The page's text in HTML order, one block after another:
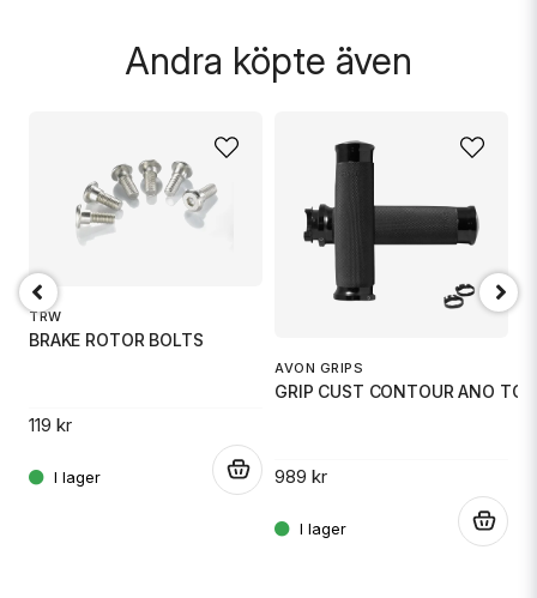
Skicka fråga
Andra köpte även
TRW
BRAKE ROTOR BOLTS
119 kr
AVON GRIPS
GRIP CUST CONTOUR ANO TOU
989 kr